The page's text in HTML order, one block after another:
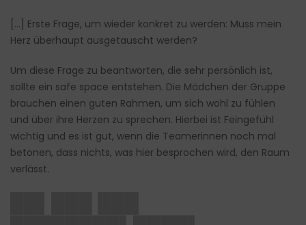
[…] Erste Frage, um wieder konkret zu werden: Muss mein
Herz überhaupt ausgetauscht werden?
Um diese Frage zu beantworten, die sehr persönlich ist,
sollte ein safe space entstehen. Die Mädchen der Gruppe
brauchen einen guten Rahmen, um sich wohl zu fühlen
und über ihre Herzen zu sprechen. Hierbei ist Feingefühl
wichtig und es ist gut, wenn die Teamerinnen noch mal
betonen, dass nichts, was hier besprochen wird, den Raum
verlässt.